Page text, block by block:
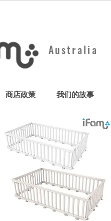
Australia
商店政策 我们的故事